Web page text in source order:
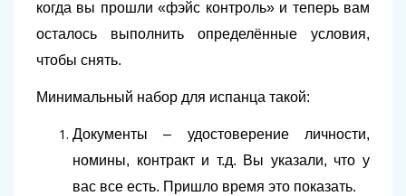
когда вы прошли «фэйс контроль» и теперь вам
осталось выполнить определённые условия,
чтобы снять.
Минимальный набор для испанца такой:
Документы – удостоверение личности,
номины, контракт и т.д. Вы указали, что у
вас все есть. Пришло время это показать.